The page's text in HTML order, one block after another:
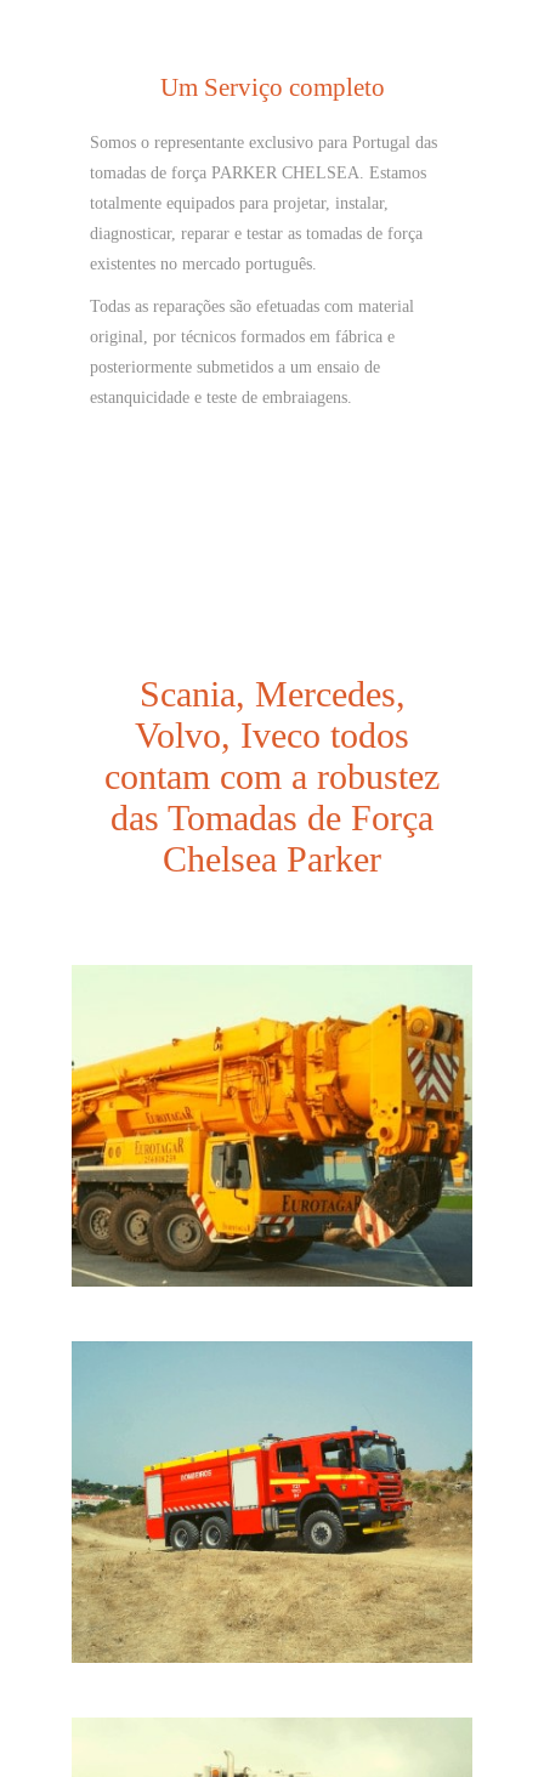
Um Serviço completo
Somos o representante exclusivo para Portugal das
tomadas de força PARKER CHELSEA. Estamos
totalmente equipados para projetar, instalar,
diagnosticar, reparar e testar as tomadas de força
existentes no mercado português.
Todas as reparações são efetuadas com material
original, por técnicos formados em fábrica e
posteriormente submetidos a um ensaio de
estanquicidade e teste de embraiagens.
Scania, Mercedes,
Volvo, Iveco todos
contam com a robustez
das Tomadas de Força
Chelsea Parker